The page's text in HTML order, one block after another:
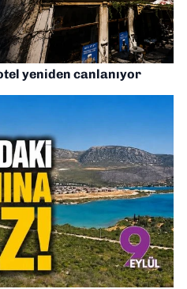
yeniden canlanıyor